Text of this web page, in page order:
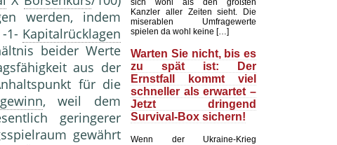
werden, indem
-1- Kapitalrücklagen
beider Werte
aus der
für die
, weil dem
geringerer
gewährt
sich wohl als den größten
Kanzler aller Zeiten sieht. Die
miserablen Umfragewerte
spielen da wohl keine […]
Warten Sie nicht, bis es
zu spät ist: Der
Ernstfall kommt viel
schneller als erwartet –
Jetzt dringend
Survival-Box sichern!
Wenn der Ukraine-Krieg